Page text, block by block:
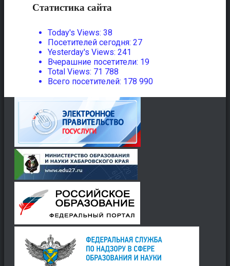
Статистика сайта
Today's Views: 38
Посетителей сегодня: 27
Yesterday's Views: 241
Вчерашние посетители: 19
Total Views: 71 788
Всего посетителей: 178 990